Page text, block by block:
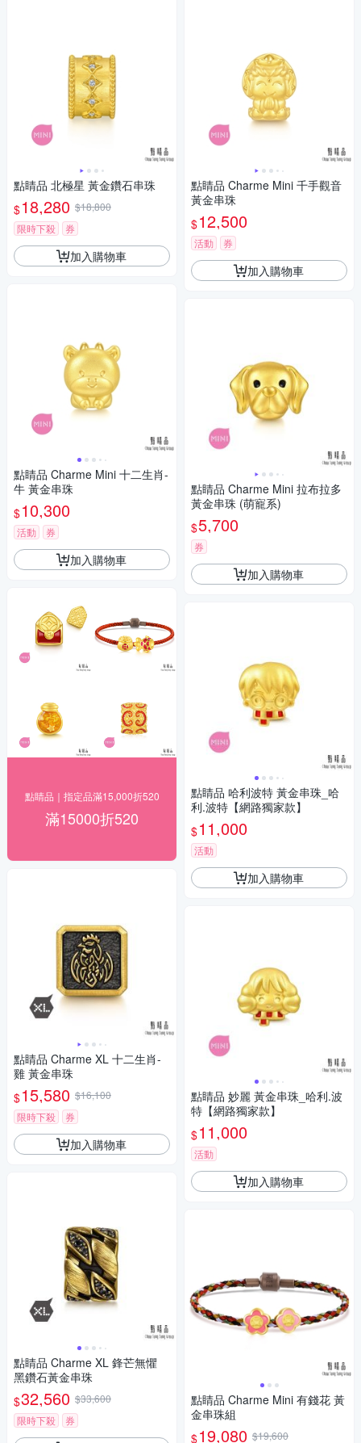
點睛品 北極星 黃金鑽石串珠
$18,280 $18,800
限時下殺
券
加入購物車
點睛品 Charme Mini 十二生肖-
牛 黃金串珠
$10,300
活動 券
加入購物車
點睛品｜指定品滿15,000折520
滿15000折520
點睛品 Charme XL 十二生肖-
雞 黃金串珠
$15,580 $16,100
限時下殺
券
加入購物車
點睛品 Charme XL 鋒芒無懼
黑鑽石黃金串珠
$32,560 $33,600
限時下殺
券
點睛品 Charme Mini 千手觀音
黃金串珠
$12,500
活動 券
加入購物車
點睛品 Charme Mini 拉布拉多
黃金串珠 (萌寵系)
$5,700
券
加入購物車
點睛品 哈利波特 黃金串珠_哈
利.波特【網路獨家款】
$11,000
活動
加入購物車
點睛品 妙麗 黃金串珠_哈利.波
特【網路獨家款】
$11,000
活動
加入購物車
點睛品 Charme Mini 有錢花 黃
金串珠組
$19,080 $19,600